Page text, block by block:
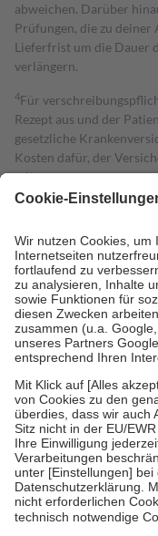
abweichen. Darüber
Prüfungen, die zu
Lieferfrist um die Dauer
verlängern.
4Für
Rezept aus und der
gesetzliche
Kosten dafür, der
mit.
Grundsätzlich leisten
höchstens zehn Euro.
Kosten der Leistung zu
Diese Regeln gelten
Bei Heilmitteln und
Zuzahlung zehn Prozent
Verordnung.
Um das Engagement der
stärken und die
fallenkeine Zuzahlungen
• Kindern und
mit Ausnahme der
• Untersuchungen zur
GKV getragen werden
• empfohlenen
• Harn- und